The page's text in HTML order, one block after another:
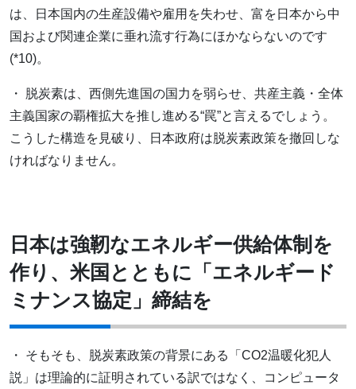
は、日本国内の生産設備や雇用を失わせ、富を日本から中
国および関連企業に垂れ流す行為にほかならないのです
(*10)。
・ 脱炭素は、西側先進国の国力を弱らせ、共産主義・全体
主義国家の覇権拡大を推し進める“罠”と言えるでしょう。
こうした構造を見破り、日本政府は脱炭素政策を撤回しな
ければなりません。
日本は強靭なエネルギー供給体制を
作り、米国とともに「エネルギード
ミナンス協定」締結を
・ そもそも、脱炭素政策の背景にある「CO2温暖化犯人
説」は理論的に証明されている訳ではなく、コンピュータ